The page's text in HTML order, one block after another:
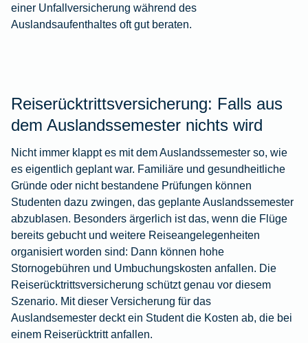
einer Unfallversicherung während des
Auslandsaufenthaltes oft gut beraten.
Reiserücktrittsversicherung: Falls aus
dem Auslandssemester nichts wird
Nicht immer klappt es mit dem Auslandssemester so, wie
es eigentlich geplant war. Familiäre und gesundheitliche
Gründe oder nicht bestandene Prüfungen können
Studenten dazu zwingen, das geplante Auslandssemester
abzublasen. Besonders ärgerlich ist das, wenn die Flüge
bereits gebucht und weitere Reiseangelegenheiten
organisiert worden sind: Dann können hohe
Stornogebühren und Umbuchungskosten anfallen. Die
Reiserücktrittsversicherung schützt genau vor diesem
Szenario. Mit dieser Versicherung für das
Auslandsemester deckt ein Student die Kosten ab, die bei
einem Reiserücktritt anfallen.